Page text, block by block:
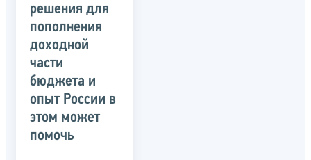
решения для
пополнения
доходной
части
бюджета и
опыт России в
этом может
помочь